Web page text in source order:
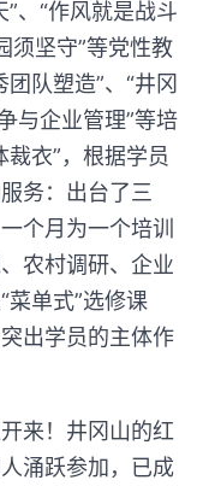
、“作风就是战斗
须坚守”等党性教
队塑造”、“井冈
与企业管理”等培
衣”，根据学员
务：出台了三
个月为一个培训
农村调研、企业
菜单式”选修课
出学员的主体作
来！井冈山的红
涌跃参加，已成